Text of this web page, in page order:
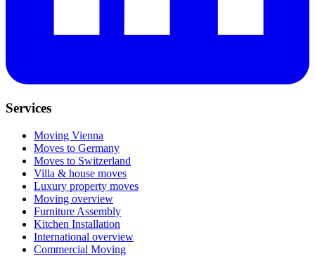
Services
Moving Vienna
Moves to Germany
Moves to Switzerland
Villa & house moves
Luxury property moves
Moving overview
Furniture Assembly
Kitchen Installation
International overview
Commercial Moving